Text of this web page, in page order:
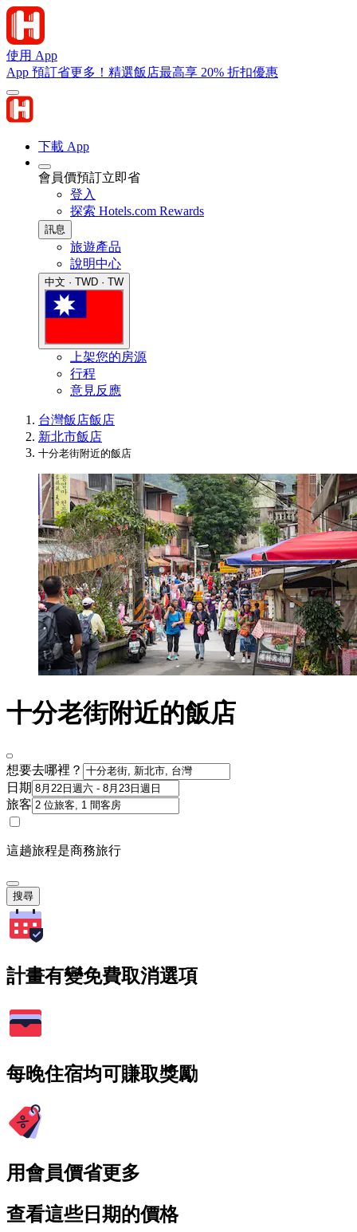
使用 App
App 預訂省更多！精選飯店最高享 20% 折扣優惠
下載 App
會員價預訂立即省
登入
探索 Hotels.com Rewards
訊息
旅遊產品
說明中心
中文 · TWD · TW
上架您的房源
行程
意見反應
台灣飯店飯店
新北市飯店
十分老街附近的飯店
十分老街附近的飯店
想要去哪裡？
日期
旅客
這趟旅程是商務旅行
搜尋
計畫有變免費取消選項
每晚住宿均可賺取獎勵
用會員價省更多
查看這些日期的價格